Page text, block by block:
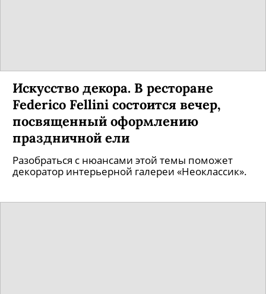
Искусство декора. В ресторане
Federico Fellini состоится вечер,
посвященный оформлению
праздничной ели
Разобраться с нюансами этой темы поможет
декоратор интерьерной галереи «Неоклассик».